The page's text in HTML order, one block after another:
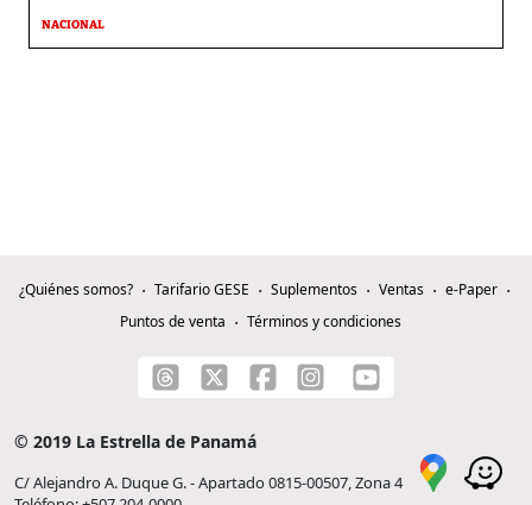
NACIONAL
¿Quiénes somos? Tarifario GESE Suplementos Ventas
e-Paper
Puntos de venta
Términos y condiciones
© 2019 La Estrella de Panamá
C/ Alejandro A. Duque G. - Apartado 0815-00507, Zona 4